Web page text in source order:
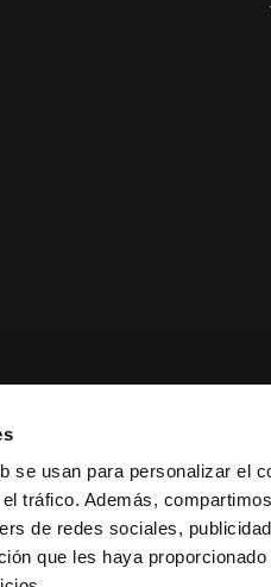
se usan para personalizar el
tráfico. Además,
de redes sociales,
que les haya
de venta|Política de